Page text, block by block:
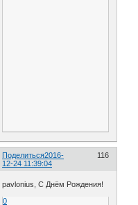
Поделиться 116
2016-
12-24 11:39:04
pavlonius, С Днём Рождения!
0